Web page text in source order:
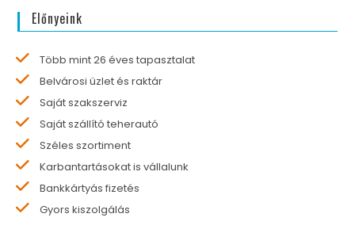
Előnyeink
Több mint 26 éves tapasztalat
Belvárosi üzlet és raktár
Saját szakszerviz
Saját szállító teherautó
Széles szortiment
Karbantartásokat is vállalunk
Bankkártyás fizetés
Gyors kiszolgálás